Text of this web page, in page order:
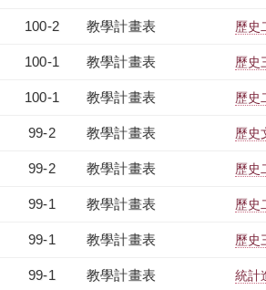
100-2 教學計畫表 歷史
100-1 教學計畫表 歷史
100-1 教學計畫表 歷史
99-2 教學計畫表 歷史
99-2 教學計畫表 歷史
99-1 教學計畫表 歷史
99-1 教學計畫表 歷史
99-1 教學計畫表 統計